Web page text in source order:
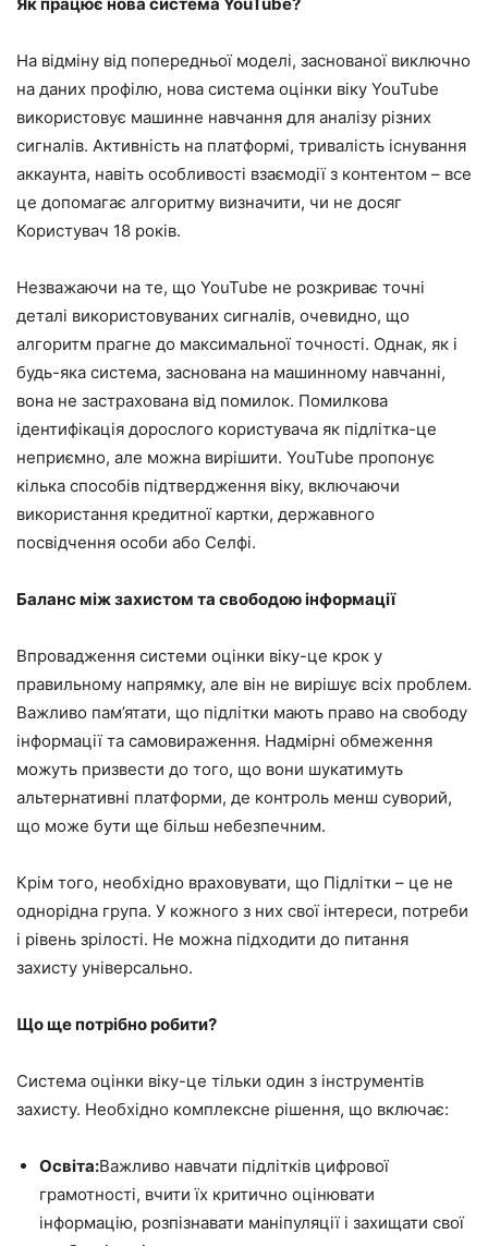
На відміну від попередньої моделі, заснованої виключно
на даних профілю, нова система оцінки віку YouTube
використовує машинне навчання для аналізу різних
сигналів. Активність на платформі, тривалість існування
аккаунта, навіть особливості взаємодії з контентом – все
це допомагає алгоритму визначити, чи не досяг
Користувач 18 років.
Незважаючи на те, що YouTube не розкриває точні
деталі використовуваних сигналів, очевидно, що
алгоритм прагне до максимальної точності. Однак, як і
будь-яка система, заснована на машинному навчанні,
вона не застрахована від помилок. Помилкова
ідентифікація дорослого користувача як підлітка-це
неприємно, але можна вирішити. YouTube пропонує
кілька способів підтвердження віку, включаючи
використання кредитної картки, державного
посвідчення особи або Селфі.
Баланс між захистом та свободою інформації
Впровадження системи оцінки віку-це крок у
правильному напрямку, але він не вирішує всіх проблем.
Важливо пам’ятати, що підлітки мають право на свободу
інформації та самовираження. Надмірні обмеження
можуть призвести до того, що вони шукатимуть
альтернативні платформи, де контроль менш суворий,
що може бути ще більш небезпечним.
Крім того, необхідно враховувати, що Підлітки – це не
однорідна група. У кожного з них свої інтереси, потреби
і рівень зрілості. Не можна підходити до питання
захисту універсально.
Що ще потрібно робити?
Система оцінки віку-це тільки один з інструментів
захисту. Необхідно комплексне рішення, що включає:
Освіта:Важливо навчати підлітків цифрової
грамотності, вчити їх критично оцінювати
інформацію, розпізнавати маніпуляції і захищати свої